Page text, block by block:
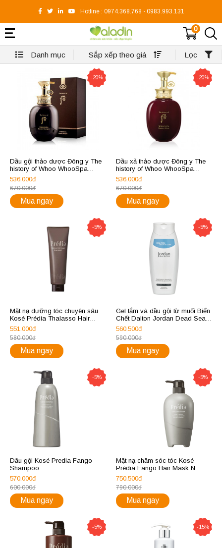
Hotline : 0974.368.768 - 0983.993.131
0
Danh mục Sắp xếp theo giá Lọc
-20%
Dầu gội thảo dược Đông y The
history of Whoo WhooSpa
Essence Shampoo
536.000đ
670.000đ
Mua ngay
-20%
Dầu xả thảo dược Đông y The
history of Whoo WhooSpa
Essence Rinse
536.000đ
670.000đ
Mua ngay
-5%
Mặt nạ dưỡng tóc chuyên sâu
Kosé Prédia Thalasso Hair
Mask
551.000đ
580.000đ
Mua ngay
-5%
Gel tắm và dầu gội từ muối Biển
Chết Dalton Jordan Dead Sea
Salt Shower Gel & Shampoo
560.500đ
590.000đ
Mua ngay
-5%
Dầu gội Kosé Predia Fango
Shampoo
570.000đ
600.000đ
Mua ngay
-5%
Mặt nạ chăm sóc tóc Kosé
Prédia Fango Hair Mask N
750.500đ
790.000đ
Mua ngay
-5% -15%